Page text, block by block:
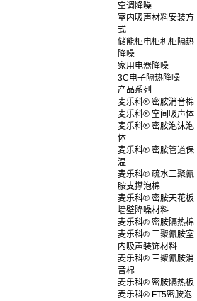
空调降噪
室内吸声材料安装方
式
储能柜电柜机柜隔热
降噪
家用电器降噪
3C电子隔热降噪
产品系列
麦乐科® 密胺消音棉
麦乐科® 空间吸声体
麦乐科® 密胺泡沫泡
体
麦乐科® 密胺管道保
温
麦乐科® 疏水三聚氰
胺支撑泡棉
麦乐科® 密胺天花板
墙壁降噪材料
麦乐科® 密胺隔热棉
麦乐科® 三聚氰胺室
内吸声装饰材料
麦乐科® 三聚氰胺消
音棉
麦乐科® 密胺隔热板
麦乐科® FT5密胺泡